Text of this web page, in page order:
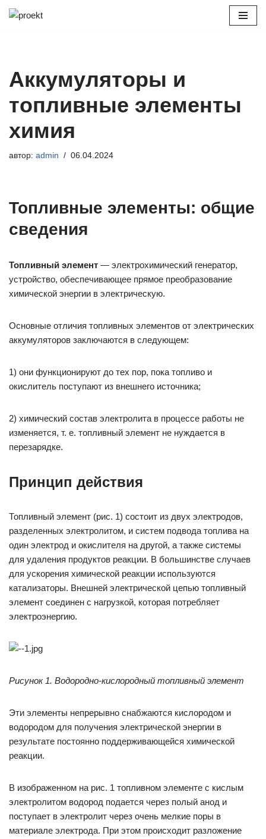
Аккумуляторы и
топливные элементы
химия
автор: admin 06.04.2024
Топливные элементы: общие
сведения
Топливный элемент — электрохимический генератор,
устройство, обеспечивающее прямое преобразование
химической энергии в электрическую.
Основные отличия топливных элементов от электрических
аккумуляторов заключаются в следующем:
1) они функционируют до тех пор, пока топливо и
окислитель поступают из внешнего источника;
2) химический состав электролита в процессе работы не
изменяется, т. е. топливный элемент не нуждается в
перезарядке.
Принцип действия
Топливный элемент (рис. 1) состоит из двух электродов,
разделенных электролитом, и систем подвода топлива на
один электрод и окислителя на другой, а также системы
для удаления продуктов реакции. В большинстве случаев
для ускорения химической реакции используются
катализаторы. Внешней электрической цепью топливный
элемент соединен с нагрузкой, которая потребляет
электроэнергию.
Рисунок 1. Водородно-кислородный топливный элемент
Эти элементы непрерывно снабжаются кислородом и
водородом для получения электрической энергии в
результате постоянно поддерживающейся химической
реакции.
В изображенном на рис. 1 топливном элементе с кислым
электролитом водород подается через полый анод и
поступает в электролит через очень мелкие поры в
материале электрода. При этом происходит разложение